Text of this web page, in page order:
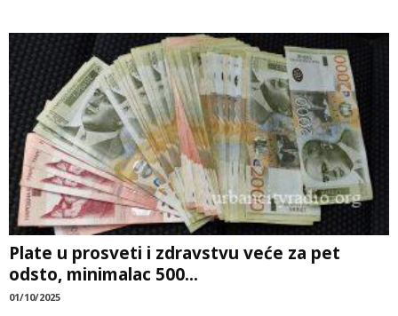
Plate u prosveti i zdravstvu veće za pet
odsto, minimalac 500...
01/10/2025